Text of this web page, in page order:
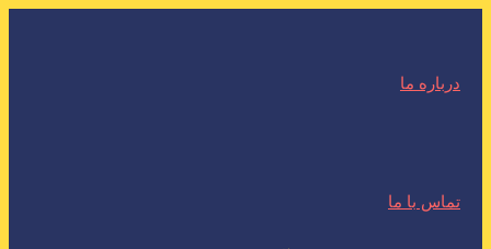
درباره ما
تماس با ما